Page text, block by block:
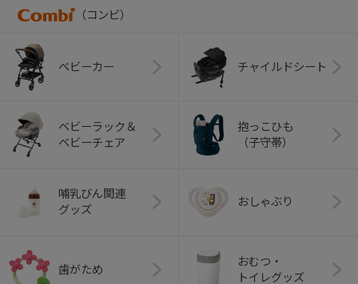
（コンビ）
ベビーカー チャイルドシート
ベビーラック＆
ベビーチェア
抱っこひも
（子守帯）
哺乳びん関連
グッズ
おしゃぶり
歯がため
おむつ・
トイレグッズ